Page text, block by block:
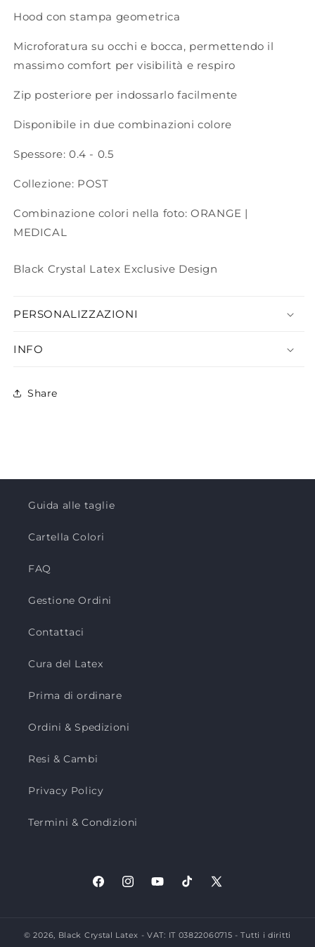
Hood con stampa geometrica
Microforatura su occhi e bocca, permettendo il
massimo comfort per visibilità e respiro
Zip posteriore per indossarlo facilmente
Disponibile in due combinazioni colore
Spessore: 0.4 - 0.5
Collezione: POST
Combinazione colori nella foto: ORANGE |
MEDICAL
Black Crystal Latex Exclusive Design
PERSONALIZZAZIONI
INFO
Share
Guida alle taglie
Cartella Colori
FAQ
Gestione Ordini
Contattaci
Cura del Latex
Prima di ordinare
Ordini & Spedizioni
Resi & Cambi
Privacy Policy
Termini & Condizioni
FacebookInstagramYouTubeTikTokX
© 2026, Black Crystal Latex - VAT: IT 03822060715 - Tutti i diritti